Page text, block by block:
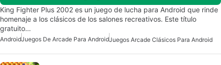
King Fighter Plus 2002 es un juego de lucha para Android que rinde
homenaje a los clásicos de los salones recreativos. Este título
gratuito…
AndroidJuegos De Arcade Para AndroidJuegos Arcade Clásicos Para Android